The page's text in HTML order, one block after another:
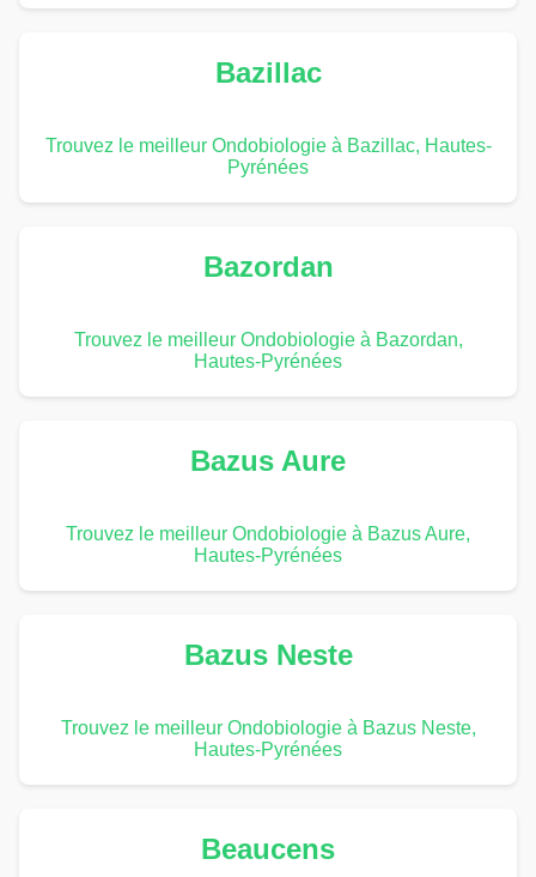
Bazillac
Trouvez le meilleur Ondobiologie à Bazillac, Hautes-
Pyrénées
Bazordan
Trouvez le meilleur Ondobiologie à Bazordan,
Hautes-Pyrénées
Bazus Aure
Trouvez le meilleur Ondobiologie à Bazus Aure,
Hautes-Pyrénées
Bazus Neste
Trouvez le meilleur Ondobiologie à Bazus Neste,
Hautes-Pyrénées
Beaucens